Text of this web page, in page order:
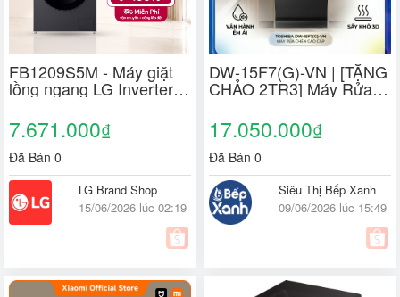
FB1209S5M - Máy giặt
lồng ngang LG Inverter
9kg màu đen
FB1209S5M
7.671.000₫
Đã Bán 0
LG Brand Shop
15/06/2026 lúc 02:19
DW-15F7(G)-VN | [TẶNG
CHẢO 2TR3] Máy Rửa
Chén Toshiba DW-
15F7(G)-VN NEW 2026
+ Rửa Sấy Khô Tuyệt
Hảo - Bảo Hành 36T
17.050.000₫
Đã Bán 0
Siêu Thị Bếp Xanh
09/06/2026 lúc 15:49